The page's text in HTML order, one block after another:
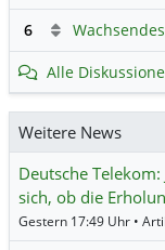
6
Alle
Weitere News
Deutsche
sich, ob die
Gestern 17:49 Uhr •